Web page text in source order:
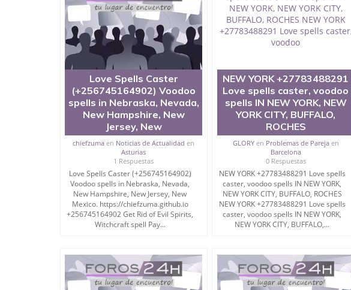
Love Spells Caster
(+256745164902) Voodoo
spells in Nebraska, Nevada,
New Hampshire, New
Jersey, New
chiefzuma en Noticias de Actualidad en
Asturias
1 Respuestas
Love Spells Caster (+256745164902)
Voodoo spells in Nebraska, Nevada,
New Hampshire, New Jersey, New
Mexico. https://chiefzuma.github.io
+256745164902 Get Rid of Evil Spirits,
Witchcraft spell Pay...
NEW YORK +27783488291
Love spells caster, voodoo
spells IN NEW YORK, NEW
YORK CITY, BUFFALO,
ROCHES
GLORYen Problemas de Parejaen
Barcelona
0 Respuestas
NEW YORK +27783488291 Love spells
caster, voodoo spells IN NEW YORK,
NEW YORK CITY, BUFFALO, ROCHES
NEW YORK +27783488291 Love spells
caster, voodoo spells IN NEW YORK,
NEW YORK CITY, BUFFALO,...